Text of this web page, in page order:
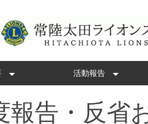
活動報告
告・反省